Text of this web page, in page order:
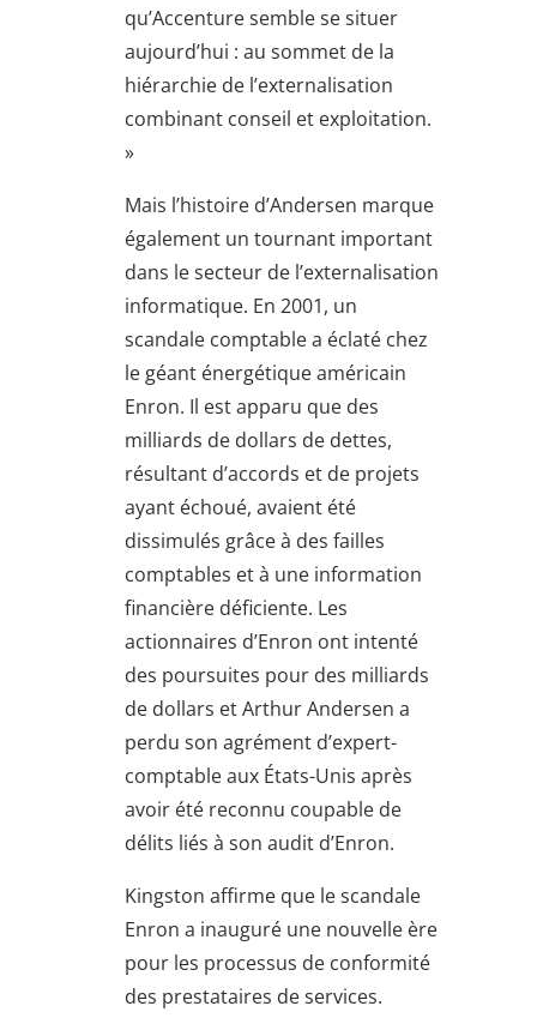
qu’Accenture semble se situer
aujourd’hui : au sommet de la
hiérarchie de l’externalisation
combinant conseil et exploitation.
»
Mais l’histoire d’Andersen marque
également un tournant important
dans le secteur de l’externalisation
informatique. En 2001, un
scandale comptable a éclaté chez
le géant énergétique américain
Enron. Il est apparu que des
milliards de dollars de dettes,
résultant d’accords et de projets
ayant échoué, avaient été
dissimulés grâce à des failles
comptables et à une information
financière déficiente. Les
actionnaires d’Enron ont intenté
des poursuites pour des milliards
de dollars et Arthur Andersen a
perdu son agrément d’expert-
comptable aux États-Unis après
avoir été reconnu coupable de
délits liés à son audit d’Enron.
Kingston affirme que le scandale
Enron a inauguré une nouvelle ère
pour les processus de conformité
des prestataires de services.